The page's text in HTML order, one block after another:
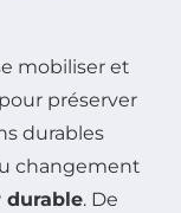
mobiliser et
préserver
durables
changement
durable. De